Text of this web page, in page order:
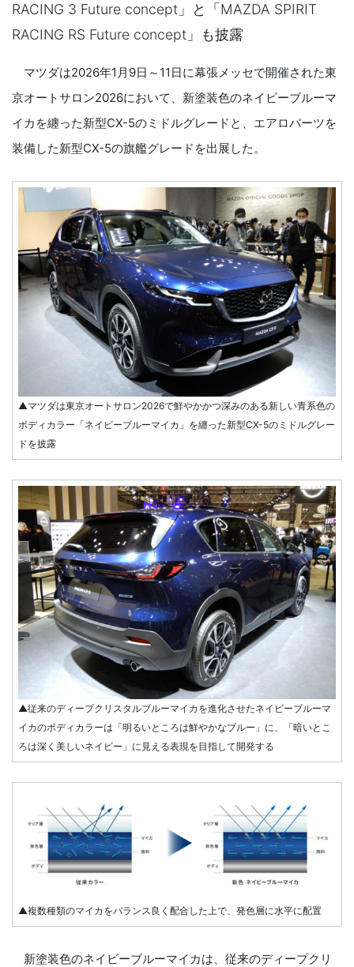
RACING 3 Future concept」と「MAZDA SPIRIT
RACING RS Future concept」も披露
マツダは2026年1月9日～11日に幕張メッセで開催された東
京オートサロン2026において、新塗装色のネイビーブルーマ
イカを纏った新型CX-5のミドルグレードと、エアロパーツを
装備した新型CX-5の旗艦グレードを出展した。
▲マツダは東京オートサロン2026で鮮やかかつ深みのある新しい青系色の
ボディカラー「ネイビーブルーマイカ」を纏った新型CX-5のミドルグレー
ドを披露
▲従来のディープクリスタルブルーマイカを進化させたネイビーブルーマ
イカのボディカラーは「明るいところは鮮やかなブルー」に、「暗いとこ
ろは深く美しいネイビー」に見える表現を目指して開発する
▲複数種類のマイカをバランス良く配合した上で、発色層に水平に配置
新塗装色のネイビーブルーマイカは、従来のディープクリ